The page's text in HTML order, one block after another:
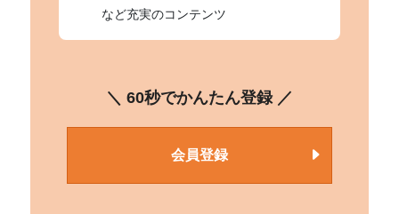
など充実のコンテンツ
＼ 60秒でかんたん登録 ／
会員登録